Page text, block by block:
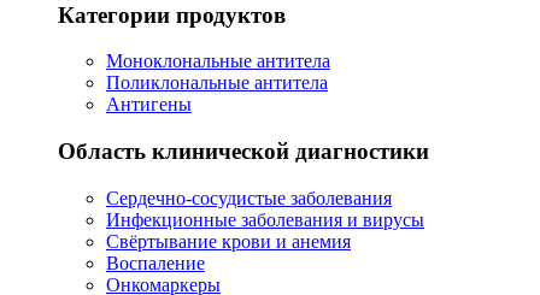
Категории продуктов
Моноклональные антитела
Поликлональные антитела
Антигены
Область клинической диагностики
Сердечно-сосудистые заболевания
Инфекционные заболевания и вирусы
Свёртывание крови и анемия
Воспаление
Онкомаркеры